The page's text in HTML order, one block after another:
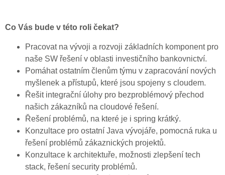
Co Vás bude v této roli čekat?
Pracovat na vývoji a rozvoji základních komponent pro
naše SW řešení v oblasti investičního bankovnictví.
Pomáhat ostatním členům týmu v zapracování nových
myšlenek a přístupů, které jsou spojeny s cloudem.
Řešit integrační úlohy pro bezproblémový přechod
našich zákazníků na cloudové řešení.
Řešení problémů, na které je i spring krátký.
Konzultace pro ostatní Java vývojáře, pomocná ruka u
řešení problémů zákaznických projektů.
Konzultace k architektuře, možnosti zlepšení tech
stack, řešení security problémů.